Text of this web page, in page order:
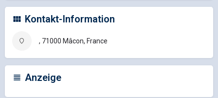
Kontakt-Information
, 71000 Mâcon, France
Anzeige